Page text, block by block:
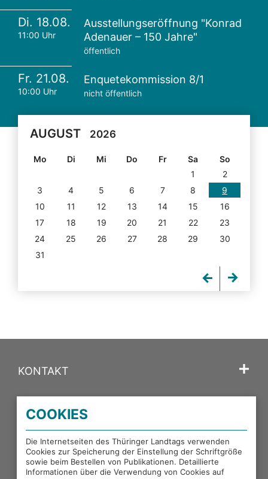
Di. 18.08.
11:00 Uhr
Ausstellungseröffnung "Konrad
Adenauer – 150 Jahre"
öffentlich
Fr. 21.08.
10:00 Uhr
Enquetekommission 8/1
nicht öffentlich
AUGUST 2026
Mo Di Mi Do Fr Sa
So
1
2
3
4 5 6 7 8
9
10
11 12 13 14 15
16
17
18 19 20 21 22
23
24
25 26 27 28 29
30
31
KONTAKT
PORTALE DES THÜRINGER LANDTAGS
EXTERNE LINKS
COOKIES
Die Internetseiten des Thüringer Landtags verwenden
Cookies zur Speicherung der Einstellung der Schriftgröße
sowie beim Bestellen von Publikationen. Detaillierte
Informationen über die Verwendung von Cookies auf